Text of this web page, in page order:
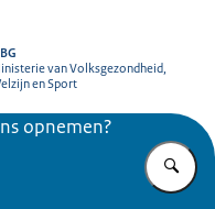
van Volksgezondheid,
en Sport
opnemen?